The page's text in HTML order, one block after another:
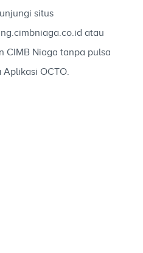
situs
atau
CIMB Niaga tanpa pulsa
Aplikasi OCTO.